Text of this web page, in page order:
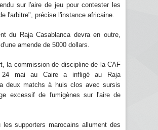
sur l'aire de jeu pour contester les
l'arbitre", précise l'instance africaine.
du Raja Casablanca devra en outre,
amende de 5000 dollars.
la commission de discipline de la CAF
24 mai au Caire a infligé au Raja
deux matchs à huis clos avec sursis
excessif de fumigènes sur l'aire de
supporters marocains allument des